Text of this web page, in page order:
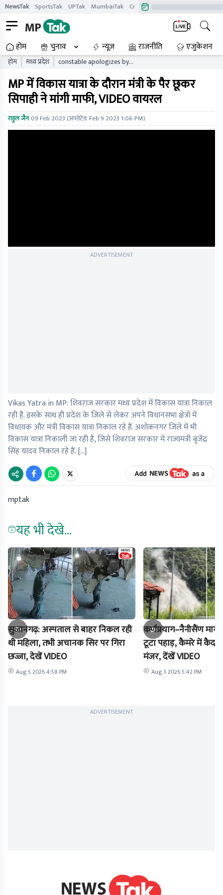
NewsTak SportsTak UPTak MumbaiTak CrimeTak
होम चुनाव न्यूज़ राजनीति एजुकेशन
होम मध्य प्रदेश
constable apologizes by
during vikas yatra in mp
video viral
MP में विकास यात्रा के दौरान मंत्री के पैर छूकर
सिपाही ने मांगी माफी, VIDEO वायरल
राहुल जैन09 Feb 2023(अपडेटेड:Feb 9 2023 1:06 PM)
ADVERTISEMENT
Vikas Yatra in MP: शिवराज सरकार मध्य प्रदेश में विकास यात्रा निकाल
रही है. इसके साथ ही प्रदेश के जिले से लेकर अपने विधानसभा क्षेत्रों में
विधायक और मंत्री विकास यात्रा निकाल रहे हैं. अशोकनगर जिले में भी
विकास यात्रा निकाली जा रही है, जिसे शिवराज सरकार में राज्यमंत्री बृजेंद्र
सिंह यादव निकाल रहे हैं. […]
mptak
यह भी देखे...
सुजानगढ़: अस्पताल से बाहर निकल रही
थी महिला, तभी अचानक सिर पर गिरा
छज्जा, देखें VIDEO
Aug 5 2026 4:58 PM
कर्णप्रयाग–नैनीसैंण
टूटा पहाड़, कैमरे में कैद
मंजर, देंखें VIDEO
Aug 3 2026 5:42 PM
ADVERTISEMENT